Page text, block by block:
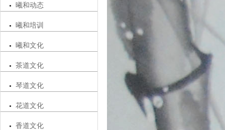
曦和动态
曦和培训
曦和文化
茶道文化
琴道文化
花道文化
香道文化